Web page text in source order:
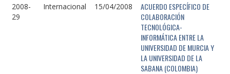
2008-
29
Internacional 15/04/2008
ACUERDO ESPECÍFICO DE
COLABORACIÓN
TECNOLÓGICA-
INFORMÁTICA ENTRE LA
UNIVERSIDAD DE MURCIA Y
LA UNIVERSIDAD DE LA
SABANA (COLOMBIA)